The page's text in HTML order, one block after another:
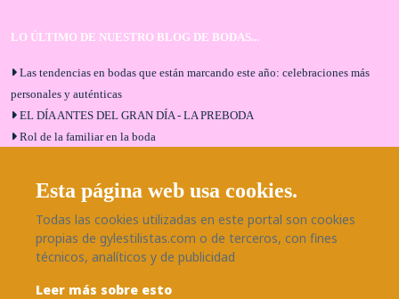
LO ÚLTIMO DE NUESTRO BLOG DE BODAS...
Las tendencias en bodas que están marcando este año: celebraciones más
personales y auténticas
EL DÍA ANTES DEL GRAN DÍA - LA PREBODA
Rol de la familiar en la boda
Bodas en Alhaurín de la Torre: entrevista exclusiva con Bodaeventos
Málaga
¿Cómo será tu boda?
Blog de bodas
SÍGUENOS EN NUESTRAS REDES
Esta página web usa cookies.
Todas las cookies utilizadas en este portal son cookies
propias de gylestilistas.com o de terceros, con fines
técnicos, analíticos y de publicidad
Leer más sobre esto